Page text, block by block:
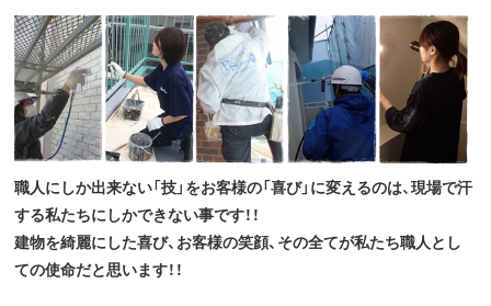
職人にしか出来ない「技」をお客様の「喜び」に変えるのは、現場で汗
する私たちにしかできない事です！！
建物を綺麗にした喜び、お客様の笑顔、その全てが私たち職人とし
ての使命だと思います！！